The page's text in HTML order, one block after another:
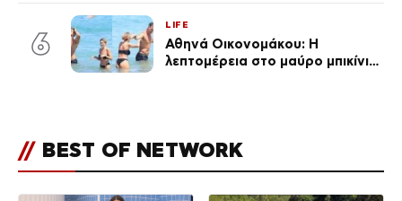
6
LIFE
Αθηνά Οικονομάκου: Η
λεπτομέρεια στο μαύρο μπικίνι
// BEST OF NETWORK